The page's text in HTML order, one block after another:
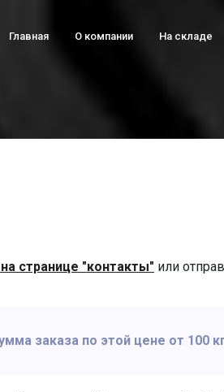
Главная О компании На складе
странице "контакты" или
заказа по этой цене от 100